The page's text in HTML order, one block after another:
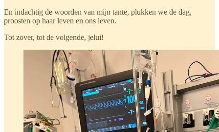
En indachtig de woorden van mijn tante, plukken we de dag,
proosten op haar leven en ons leven.
Tot zover, tot de volgende, jelui!